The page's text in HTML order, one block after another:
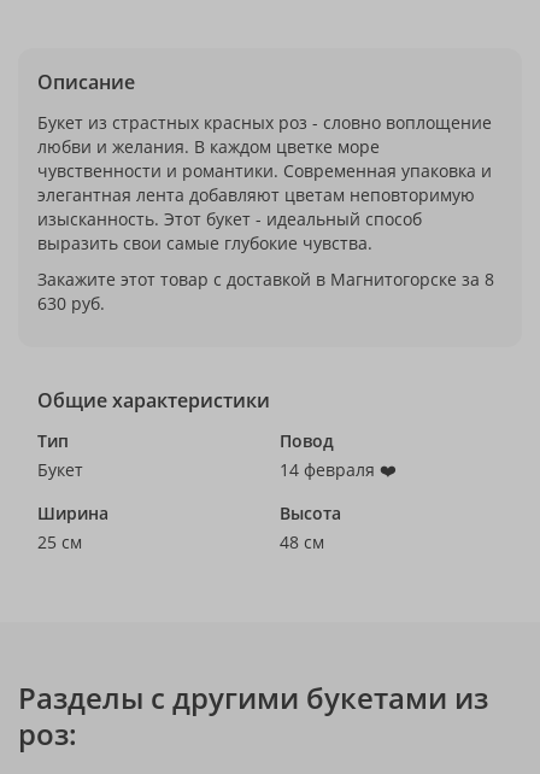
Описание
Букет из страстных красных роз - словно воплощение
любви и желания. В каждом цветке море
чувственности и романтики. Современная упаковка и
элегантная лента добавляют цветам неповторимую
изысканность. Этот букет - идеальный способ
выразить свои самые глубокие чувства.
Закажите этот товар с доставкой в Магнитогорске за 8
630 руб.
Общие характеристики
Тип
Букет
Повод
14 февраля ❤️
Ширина
25 см
Высота
48 см
Разделы с другими букетами из
роз: